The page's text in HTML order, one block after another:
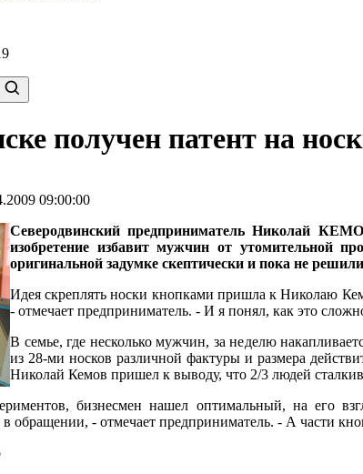
получен патент на
09:00:00
Северодвинский предпринимательНиколай
изобретение избавит мужчин от утомительной
оригинальной задумке скептически и пока не
Идея скреплять носки кнопками пришла к Николаю
- отмечает предприниматель. - И я понял, как это
В семье, где несколько мужчин, за неделю
из 28-ми носков различной фактуры и размера
Николай Кемов пришел к выводу, что 2/3 людей
бизнесмен нашел оптимальный, на его
в обращении, - отмечает предприниматель. - А части